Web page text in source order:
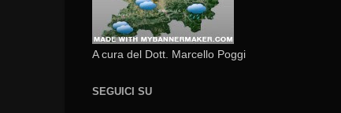
A cura del Dott. Marcello Poggi
SEGUICI SU